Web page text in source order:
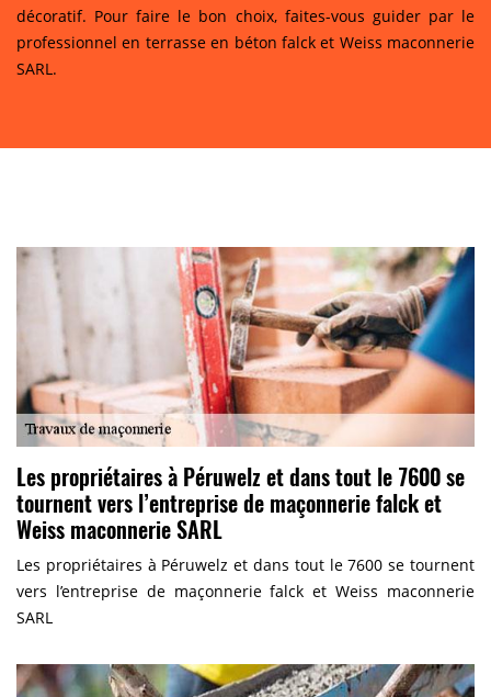
décoratif. Pour faire le bon choix, faites-vous guider par le
professionnel en terrasse en béton falck et Weiss maconnerie
SARL.
Les propriétaires à Péruwelz et dans tout le 7600 se
tournent vers l’entreprise de maçonnerie falck et
Weiss maconnerie SARL
Les propriétaires à Péruwelz et dans tout le 7600 se tournent
vers l’entreprise de maçonnerie falck et Weiss maconnerie
SARL